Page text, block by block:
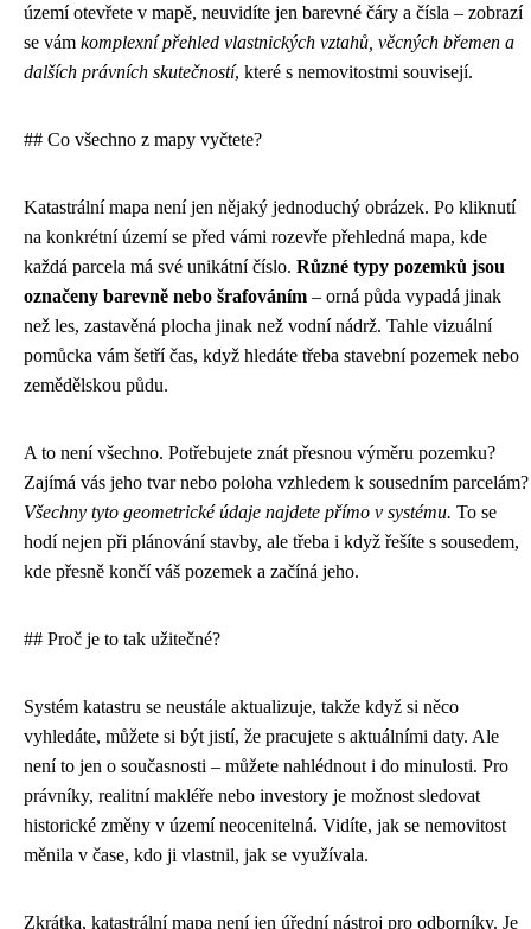
území otevřete v mapě, neuvidíte jen barevné čáry a čísla – zobrazí
se vám komplexní přehled vlastnických vztahů, věcných břemen a
dalších právních skutečností, které s nemovitostmi souvisejí.
## Co všechno z mapy vyčtete?
Katastrální mapa není jen nějaký jednoduchý obrázek. Po kliknutí
na konkrétní území se před vámi rozevře přehledná mapa, kde
každá parcela má své unikátní číslo. Různé typy pozemků jsou
označeny barevně nebo šrafováním – orná půda vypadá jinak
než les, zastavěná plocha jinak než vodní nádrž. Tahle vizuální
pomůcka vám šetří čas, když hledáte třeba stavební pozemek nebo
zemědělskou půdu.
A to není všechno. Potřebujete znát přesnou výměru pozemku?
Zajímá vás jeho tvar nebo poloha vzhledem k sousedním parcelám?
Všechny tyto geometrické údaje najdete přímo v systému. To se
hodí nejen při plánování stavby, ale třeba i když řešíte s sousedem,
kde přesně končí váš pozemek a začíná jeho.
## Proč je to tak užitečné?
Systém katastru se neustále aktualizuje, takže když si něco
vyhledáte, můžete si být jistí, že pracujete s aktuálními daty. Ale
není to jen o současnosti – můžete nahlédnout i do minulosti. Pro
právníky, realitní makléře nebo investory je možnost sledovat
historické změny v území neocenitelná. Vidíte, jak se nemovitost
měnila v čase, kdo ji vlastnil, jak se využívala.
Zkrátka, katastrální mapa není jen úřední nástroj pro odborníky. Je